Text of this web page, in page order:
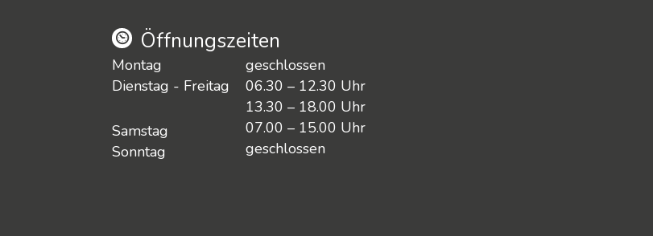
Öffnungszeiten
Montag
Dienstag - Freitag
Samstag
Sonntag
geschlossen
06.30 – 12.30 Uhr
13.30 – 18.00 Uhr
07.00 – 15.00 Uhr
geschlossen